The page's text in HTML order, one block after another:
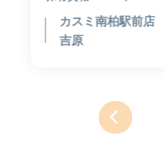
カスミ南柏駅前店
吉原